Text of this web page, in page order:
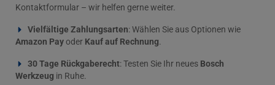
Kontaktformular – wir helfen gerne weiter.
Vielfältige Zahlungsarten: Wählen Sie aus Optionen wie
Amazon Payoder Kauf auf Rechnung.
30 Tage Rückgaberecht: Testen Sie Ihr neues Bosch
Werkzeug in Ruhe.